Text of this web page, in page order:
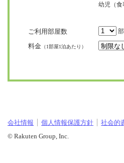
幼児（食
ご利用部屋数
料金 （1部屋1泊あたり）
会社情報 個人情報保護方針 社会的
© Rakuten Group, Inc.